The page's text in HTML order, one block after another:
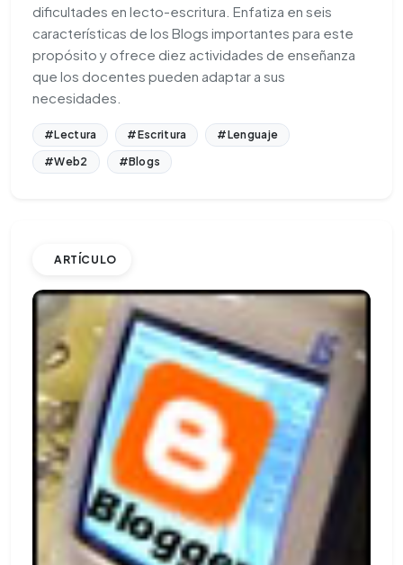
dificultades en lecto-escritura. Enfatiza en seis
características de los Blogs importantes para este
propósito y ofrece diez actividades de enseñanza
que los docentes pueden adaptar a sus
necesidades.
#Lectura #Escritura
#Lenguaje
#Web2
#Blogs
ARTÍCULO